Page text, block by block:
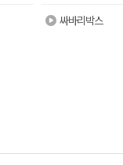
싸바리박스